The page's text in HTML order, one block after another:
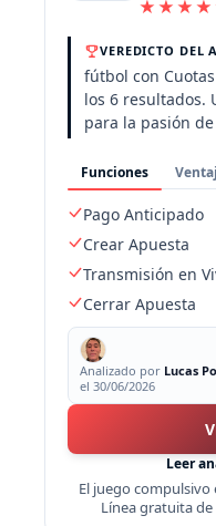
VEREDICTO DEL
fútbol con
los 6 resultados.
para la pasión
Funciones
Pago Anticipado
Crear Apuesta
Transmisión en
Cerrar Apuesta
Analizado por Lucas
el 30/06/2026
Leer
El juego compulsivo
Línea gratuita de